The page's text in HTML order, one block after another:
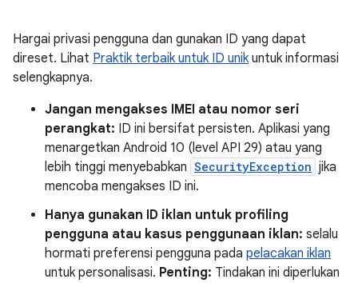
Hargai privasi pengguna dan gunakan ID yang dapat
direset. Lihat Praktik terbaik untuk ID unikuntuk informasi
selengkapnya.
Jangan mengakses IMEI atau nomor seri
perangkat: ID ini bersifat persisten. Aplikasi yang
menargetkan Android 10 (level API 29) atau yang
lebih tinggi menyebabkan SecurityException jika
mencoba mengakses ID ini.
Hanya gunakan ID iklan untuk profiling
pengguna atau kasus penggunaan iklan: selalu
hormati preferensi pengguna pada pelacakan iklan
untuk personalisasi. Penting: Tindakan ini diperlukan